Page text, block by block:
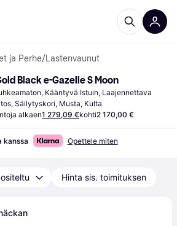
ja Perhe/Lastenvaunut
Black e-Gazelle S Moon
Kääntyvä Istuin, Laajennettava
Säilytyskori, Musta, Kulta
alkaen1 279,09 €kohti2 170,00 €
kanssa Opettele miten
Hinta sis. toimituksen